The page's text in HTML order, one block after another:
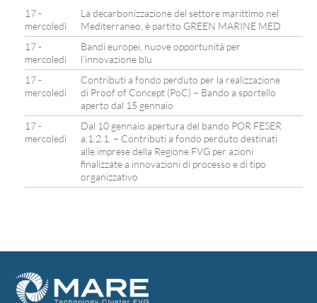
17 -
mercoledì
La decarbonizzazione del settore marittimo nel
Mediterraneo, è partito GREEN MARINE MED
17 -
mercoledì
Bandi europei, nuove opportunità per
l’innovazione blu
17 -
mercoledì
Contributi a fondo perduto per la realizzazione
di Proof of Concept (PoC) – Bando a sportello
aperto dal 15 gennaio
17 -
mercoledì
Dal 10 gennaio apertura del bando POR FESER
a.1.2.1. – Contributi a fondo perduto destinati
alle imprese della Regione FVG per azioni
finalizzate a innovazioni di processo e di tipo
organizzativo